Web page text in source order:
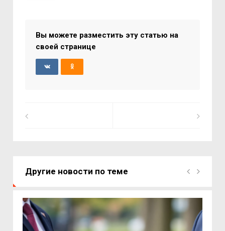
Вы можете разместить эту статью на
своей странице
Другие новости по теме